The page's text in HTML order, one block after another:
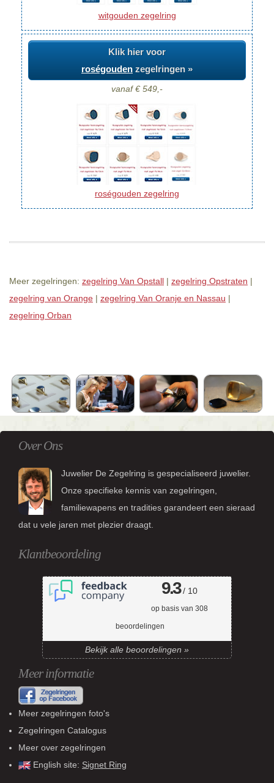
witgouden zegelring
Klik hier voor
roségouden zegelringen »
vanaf € 549,-
roségouden zegelring
Meer zegelringen: zegelring Van Opstall | zegelring Opstraten |
zegelring van Orange | zegelring Van Oranje en Nassau |
zegelring Orban
Over Ons
Juwelier De Zegelring is gespecialiseerd juwelier.
Onze specifieke kennis van zegelringen,
familiewapens en tradities garandeert een sieraad
dat u vele jaren met plezier draagt.
Klantbeoordeling
9.3/ 10
op basis van 308
beoordelingen
Bekijk alle beoordelingen »
Meer informatie
Meer zegelringen foto's
Zegelringen Catalogus
Meer over zegelringen
English site: Signet Ring